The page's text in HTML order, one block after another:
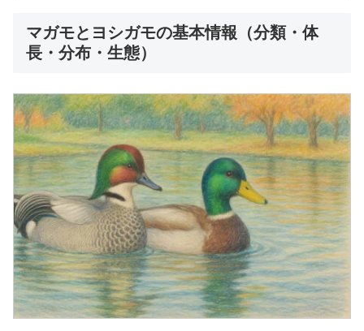
マガモとヨシガモの基本情報（分類・体
長・分布・生態）